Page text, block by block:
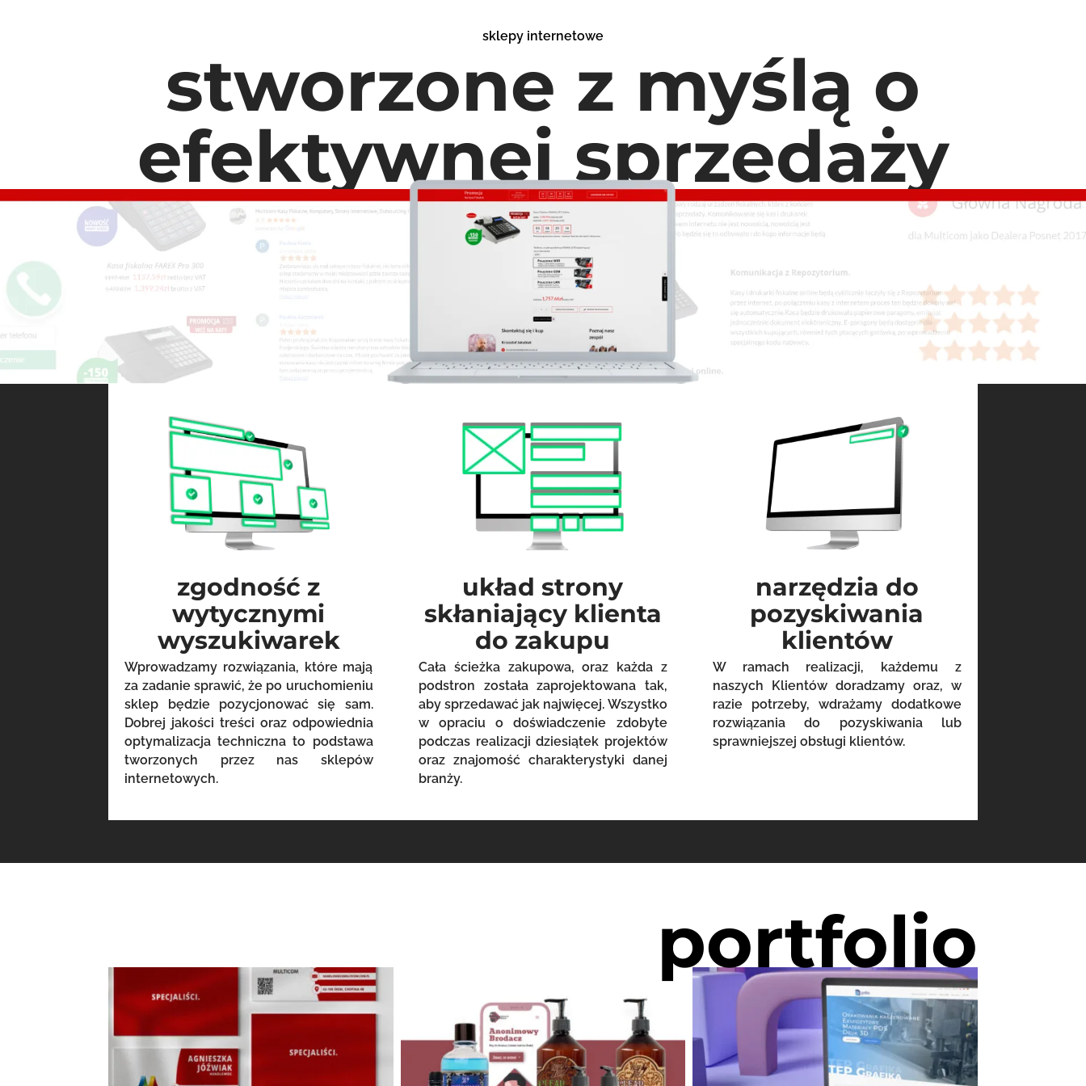
sklepy internetowe
stworzone z myślą o
efektywnej sprzedaży
zgodność z
wytycznymi
wyszukiwarek
Wprowadzamy rozwiązania, które mają
za zadanie sprawić, że po uruchomieniu
sklep będzie pozycjonować się sam.
Dobrej jakości treści oraz odpowiednia
optymalizacja techniczna to podstawa
tworzonych przez nas sklepów
internetowych.
układ strony
skłaniający klienta
do zakupu
Cała ścieżka zakupowa, oraz każda z
podstron została zaprojektowana tak,
aby sprzedawać jak najwięcej. Wszystko
w opraciu o doświadczenie zdobyte
podczas realizacji dziesiątek projektów
oraz znajomość charakterystyki danej
branży.
narzędzia do
pozyskiwania
klientów
W ramach realizacji, każdemu z
naszych Klientów doradzamy oraz, w
razie potrzeby, wdrażamy dodatkowe
rozwiązania do pozyskiwania lub
sprawniejszej obsługi klientów.
portfolio